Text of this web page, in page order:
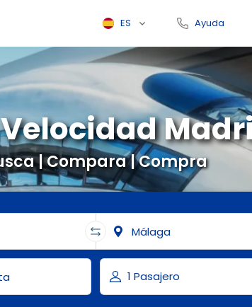
ES Ayuda
| Compara | Compra